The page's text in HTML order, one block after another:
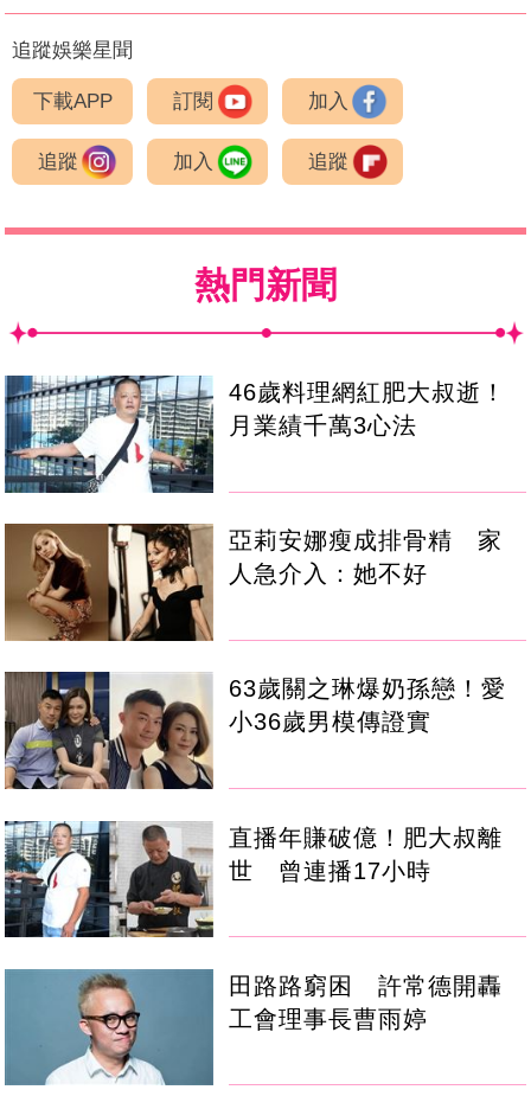
追蹤娛樂星聞
下載APP 訂閱 加入
追蹤 加入 追蹤
熱門新聞
46歲料理網紅肥大叔逝！
月業績千萬3心法
亞莉安娜瘦成排骨精 家
人急介入：她不好
63歲關之琳爆奶孫戀！愛
小36歲男模傳證實
直播年賺破億！肥大叔離
世 曾連播17小時
田路路窮困 許常德開轟
工會理事長曹雨婷